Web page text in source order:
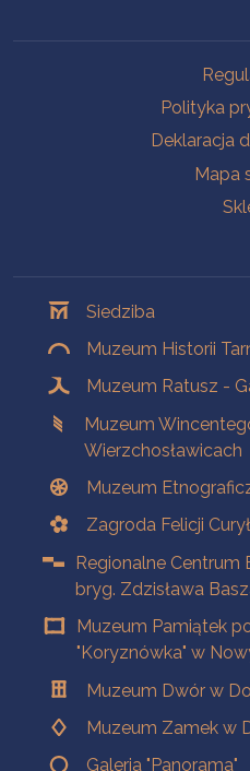
Polityka
Deklaracja
Mapa
Siedziba
Muzeum Historii
Muzeum Ratusz -
Muzeum
Wierzchosławicach
Muzeum
Zagroda Felicji
Regionalne Centrum
bryg. Zdzisława
Muzeum Pamiątek
"Koryznówka" w
Muzeum Dwór w
Muzeum Zamek w
Galeria "Panorama"